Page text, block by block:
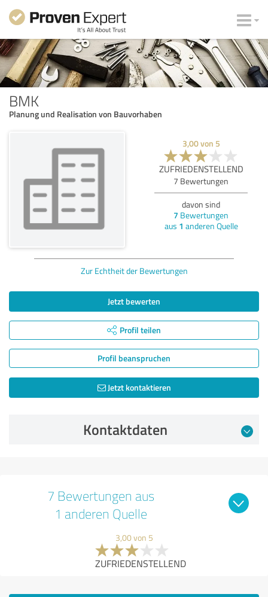
BMK
Planung und Realisation von Bauvorhaben
3,00von 5
ZUFRIEDENSTELLEND
7 Bewertungen
davon sind
7 Bewertungen
aus 1 anderen Quelle
Zur Echtheit der Bewertungen
Jetzt bewerten
Profil teilen
Profil beanspruchen
Jetzt kontaktieren
Kontaktdaten
7 Bewertungen aus
1 anderen Quelle
3,00 von 5
ZUFRIEDENSTELLEND